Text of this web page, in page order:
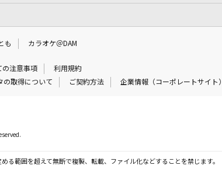
も カラオケ＠DAM
の注意事項
利用規約
の取得について ご契約方法 企業情報（コーポレートサイト）
る範囲を超えて無断で複製、転載、ファイル化などすることを禁じます。